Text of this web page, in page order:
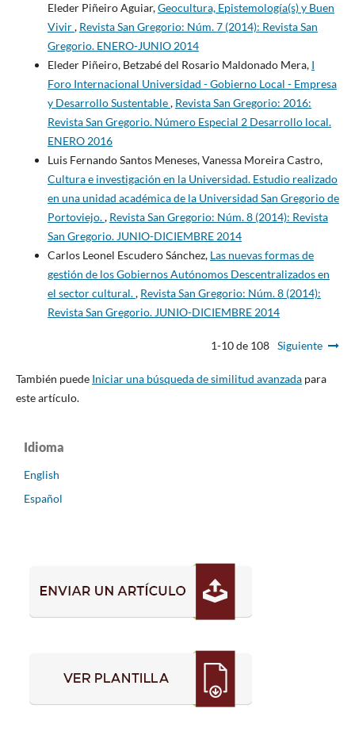
Eleder Piñeiro Aguiar,Geocultura, Epistemología(s) y Buen
Vivir, Revista San Gregorio: Núm. 7 (2014): Revista San
Gregorio. ENERO-JUNIO 2014
Eleder Piñeiro, Betzabé del Rosario Maldonado Mera, I
Foro Internacional Universidad - Gobierno Local - Empresa
y Desarrollo Sustentable, Revista San Gregorio: 2016:
Revista San Gregorio. Número Especial 2 Desarrollo local.
ENERO 2016
Luis Fernando Santos Meneses, Vanessa Moreira Castro,
Cultura e investigación en la Universidad. Estudio realizado
en una unidad académica de la Universidad San Gregorio de
Portoviejo., Revista San Gregorio: Núm. 8 (2014): Revista
San Gregorio. JUNIO-DICIEMBRE 2014
Carlos Leonel Escudero Sánchez, Las nuevas formas de
gestión de los Gobiernos Autónomos Descentralizados en
el sector cultural., Revista San Gregorio: Núm. 8 (2014):
Revista San Gregorio. JUNIO-DICIEMBRE 2014
1-10 de 108 Siguiente
También puede Iniciar una búsqueda de similitud avanzadapara
este artículo.
Idioma
English
Español